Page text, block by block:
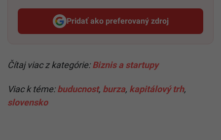
Pridať ako preferovaný zdroj
Startitup, odkaz sa otvorí v
Čítaj viac z kategórie:Biznis a startupy
Viac k téme:buducnost, burza, kapitálový trh,
slovensko